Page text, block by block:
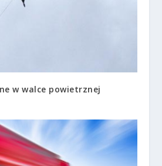
w walce powietrznej